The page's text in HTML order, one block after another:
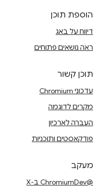
הוספת תוכן
דיווח על באג
ראה נושאים פתוחים
תוכן קשור
עדכוני Chromium
מקרים לדוגמה
העברה לארכיון
פודקאסטים ותוכניות
מעקב
@ChromiumDev ב-X